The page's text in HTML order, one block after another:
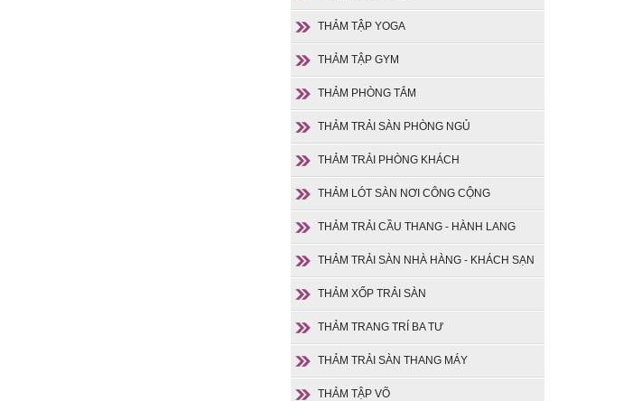
THẢM TẬP YOGA
THẢM TẬP GYM
THẢM PHÒNG TẮM
THẢM TRẢI SÀN PHÒNG NGỦ
THẢM TRẢI PHÒNG KHÁCH
THẢM LÓT SÀN NƠI CÔNG CỘNG
THẢM TRẢI CẦU THANG - HÀNH LANG
THẢM TRẢI SÀN NHÀ HÀNG - KHÁCH SẠN
THẢM XỐP TRẢI SÀN
THẢM TRANG TRÍ BA TƯ
THẢM TRẢI SÀN THANG MÁY
THẢM TẬP VÕ